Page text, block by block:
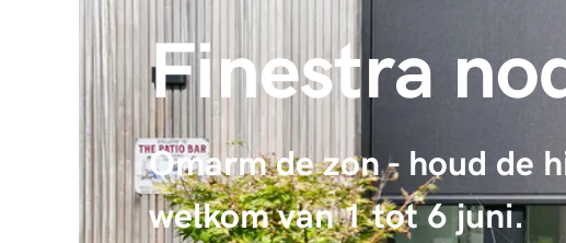
Finestra
Omarm de zon - houd de
welkom van 1 tot 6 juni.